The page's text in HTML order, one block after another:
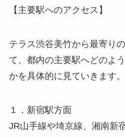
【主要駅へのアクセス】
テラス渋谷美竹から最寄り
て、都内の主要駅へどのよ
かを具体的に見ていきます。
１．新宿駅方面
JR山手線や埼京線、湘南新